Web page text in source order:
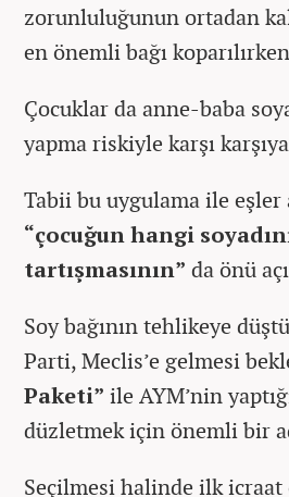
zorunluluğunun ortadan
en önemli bağı
Çocuklar da anne-baba
yapma riskiyle karşı
Tabii bu uygulama ile eşler
“çocuğun hangi
tartışmasının” da önü
Soy bağının tehlikeye
Parti, Meclis’e gelmesi
Paketi” ile AYM’nin
düzletmek için önemli bir
Seçilmesi halinde ilk icraat